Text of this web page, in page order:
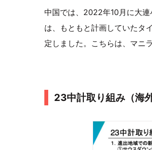
中国では、2022年10月に大
は、もともと計画していたタ
定しました。こちらは、マニ
23中計取り組み（海